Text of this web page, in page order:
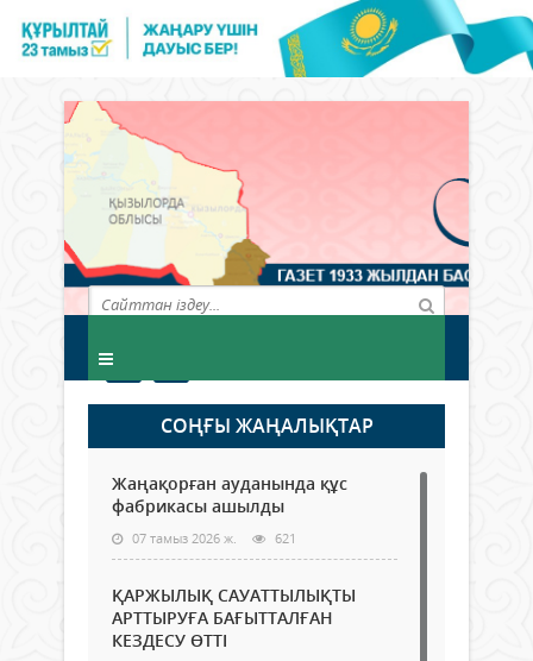
СОҢҒЫ ЖАҢАЛЫҚТАР
Жаңақорған ауданында құс
фабрикасы ашылды
07 тамыз 2026 ж. 621
ҚАРЖЫЛЫҚ САУАТТЫЛЫҚТЫ
АРТТЫРУҒА БАҒЫТТАЛҒАН
КЕЗДЕСУ ӨТТІ